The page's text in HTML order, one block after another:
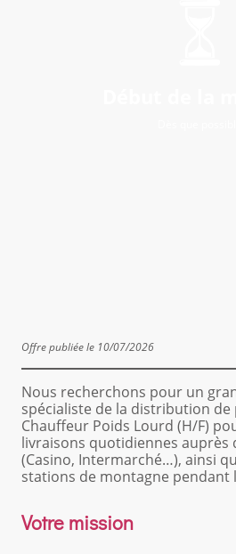
Offre publiée le 10/07/2026
Nous recherchons pour un
spécialiste de la distribution
Chauffeur Poids Lourd (H/F)
livraisons quotidiennes auprès
(Casino, Intermarché…), ainsi
stations de montagne pendant
Votre mission